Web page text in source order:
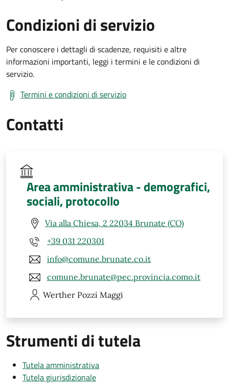
Condizioni di servizio
Per conoscere i dettagli di scadenze, requisiti e altre
informazioni importanti, leggi i termini e le condizioni di
servizio.
Termini e condizioni di servizio
Contatti
Area amministrativa - demografici,
sociali, protocollo
Via alla Chiesa, 2 22034 Brunate (CO)
+39 031 220301
info@comune.brunate.co.it
comune.brunate@pec.provincia.como.it
Werther Pozzi Maggi
Strumenti di tutela
Tutela amministrativa
Tutela giurisdizionale